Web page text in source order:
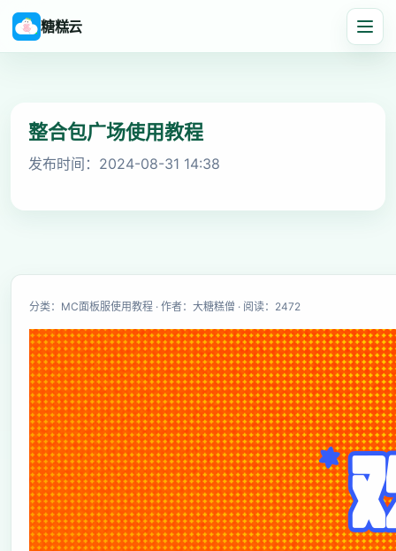
糖糕云
整合包广场使用教程
发布时间：2024-08-31 14:38
分类：MC面板服使用教程 · 作者：大糖糕僧 · 阅读：2472